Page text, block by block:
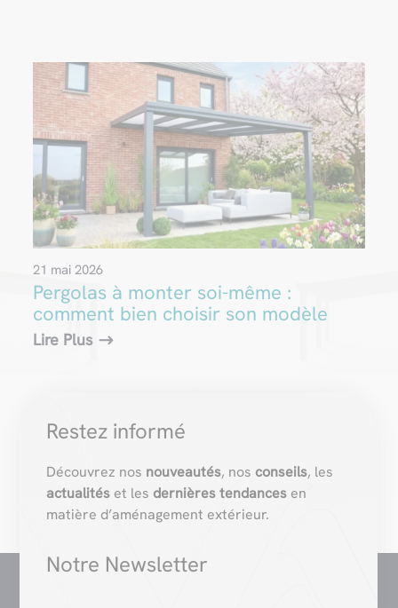
Pergolas à monter soi-même :
comment bien choisir son modèle
21 mai 2026
Lire Plus
Restez informé
Découvrez nos nouveautés, nos conseils, les
actualités et les dernières tendances en
matière d’aménagement extérieur.
Notre Newsletter